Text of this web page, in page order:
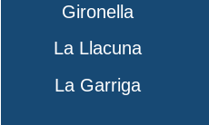
Gironella
La Llacuna
La Garriga